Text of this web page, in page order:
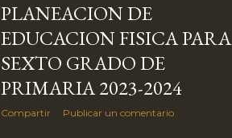
PLANEACION DE
EDUCACION FISICA PARA
SEXTO GRADO DE
PRIMARIA 2023-2024
Compartir Publicar un comentario